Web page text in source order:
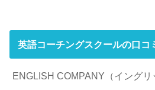
英語コーチングスクールの口コ
ENGLISH COMPANY（イングリ